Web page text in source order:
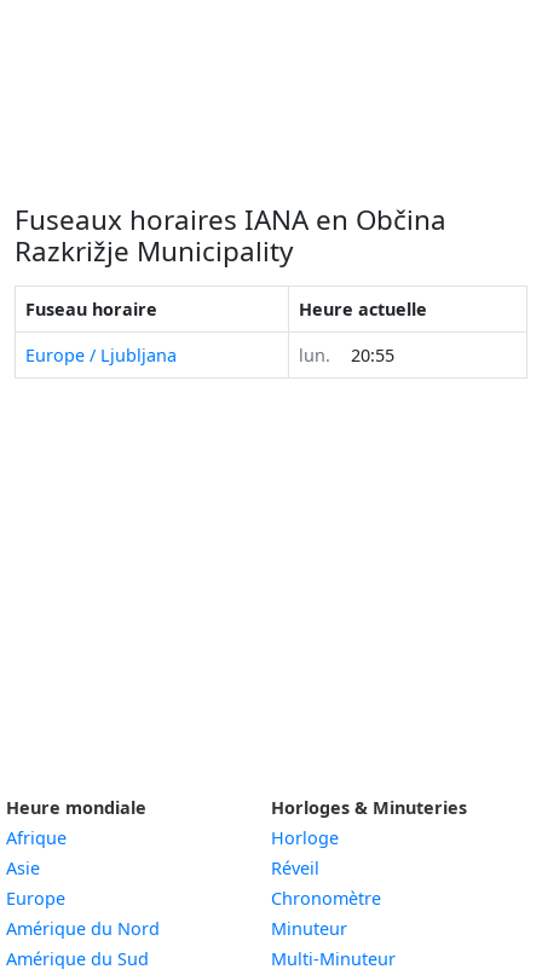
Fuseaux horaires IANA en Občina
Razkrižje Municipality
Fuseau horaire
Heure actuelle
Europe / Ljubljana
lun. 20:55
Heure mondiale
Afrique
Asie
Europe
Amérique du Nord
Amérique du Sud
Horloges & Minuteries
Horloge
Réveil
Chronomètre
Minuteur
Multi-Minuteur